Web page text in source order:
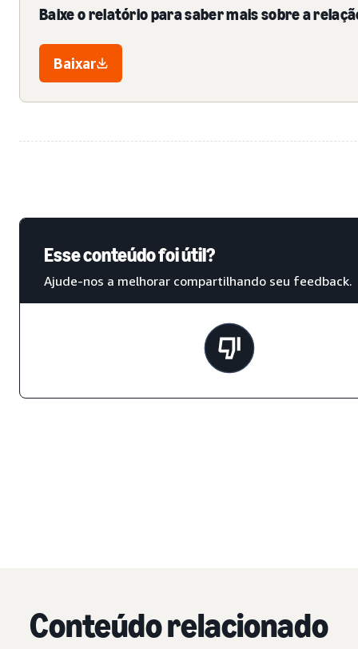
Baixe o relatório para saber mais sobre a
Baixar
Esse conteúdo foi útil?
Ajude-nos a melhorar compartilhando seu feedback.
Conteúdo relacionado